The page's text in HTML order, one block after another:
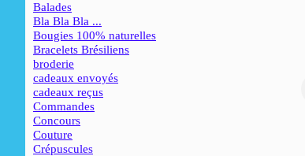
Balades
Bla Bla Bla ...
Bougies 100% naturelles
Bracelets Brésiliens
broderie
cadeaux envoyés
cadeaux reçus
Commandes
Concours
Couture
Crépuscules